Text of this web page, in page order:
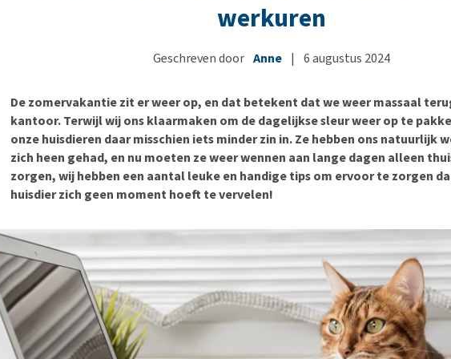
Bekijk alles
Voer- en drinkbakken
Op reis en onderweg
Bekijk alles
Puppy apotheek
Vuurwerkangst
Ouderdom en dementie
Overgewicht en conditie
werkuren
Geschreven door Anne | 6 augustus 2024
De zomervakantie zit er weer op, en dat betekent dat we weer massaal
kantoor. Terwijl wij ons klaarmaken om de dagelijkse sleur weer op te
onze huisdieren daar misschien iets minder zin in. Ze hebben ons natuurlijk
zich heen gehad, en nu moeten ze weer wennen aan lange dagen alleen
zorgen, wij hebben een aantal leuke en handige tips om ervoor te zorgen
huisdier zich geen moment hoeft te vervelen!